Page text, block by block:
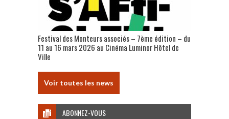
Festival des Monteurs associés – 7ème édition – du
11 au 16 mars 2026 au Cinéma Luminor Hôtel de
Ville
Voir toutes les news
ABONNEZ-VOUS